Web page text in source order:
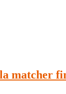
matcher